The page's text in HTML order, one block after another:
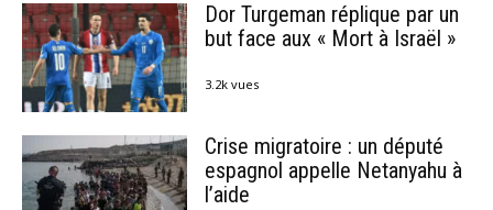
Dor Turgeman réplique par un
but face aux « Mort à Israël »
3.2k vues
Crise migratoire : un député
espagnol appelle Netanyahu à
l’aide